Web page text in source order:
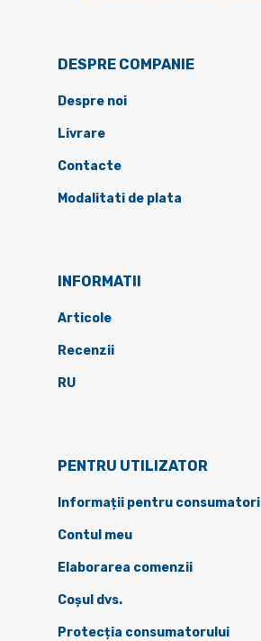
DESPRE COMPANIE
Despre noi
Livrare
Contacte
Modalitati de plata
INFORMATII
Articole
Recenzii
RU
PENTRU UTILIZATOR
Informații pentru consumatori
Contul meu
Elaborarea comenzii
Coșul dvs.
Protecția consumatorului